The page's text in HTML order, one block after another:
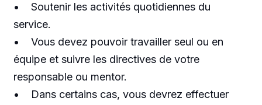
• Soutenir les activités quotidiennes du
service.
• Vous devez pouvoir travailler seul ou en
équipe et suivre les directives de votre
responsable ou mentor.
• Dans certains cas, vous devrez effectuer